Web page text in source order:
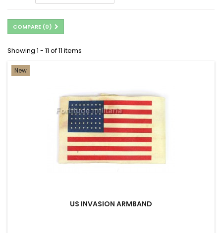
COMPARE (0)
Showing 1 - 11 of 11 items
New
US INVASION ARMBAND